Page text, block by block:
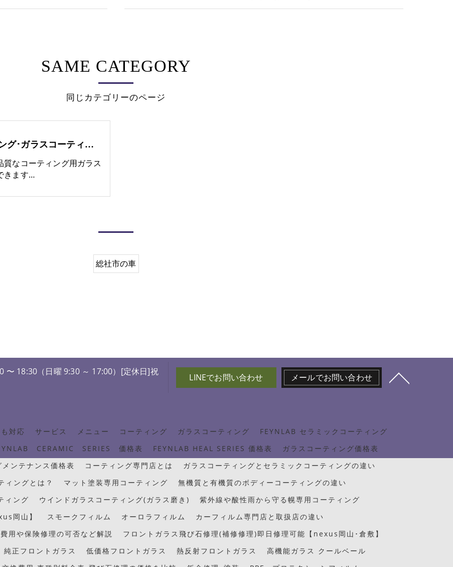
同じカテゴリーのページ
SAME CATEGORY
総社市のカーコーティング･ガラスコーティング施工事例
なコーティング用ガラス
きます…
総社市の車
〜 18:30（日曜 9:30 ～ 17:00）[定休日]祝
LINEでお問い合わせ メールでお問い合わせ
対応 サービス メニュー コーティング ガラスコーティング
FEYNLAB セラミックコーティング
CERAMIC SERIES 価格表 FEYNLAB HEAL SERIES 価格表
ガラスコーティング価格表
メンテナンス価格表 コーティング専門店とは
ガラスコーティングとセラミックコーティングの違い
ィングとは？
マット塗装専用コーティング
無機質と有機質のボディーコーティングの違い
ィング
ウインドガラスコーティング(ガラス磨き)
紫外線や酸性雨から守る幌専用コーティング
岡山】
スモークフィルム オーロラフィルム
カーフィルム専門店と取扱店の違い
用や保険修理の可否など解説
フロントガラス飛び石修理(補修修理)即日修理可能【nexus岡山･倉敷】
純正フロントガラス 低価格フロントガラス 熱反射フロントガラス
高機能ガラス クールベール